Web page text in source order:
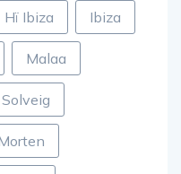
Hï Ibiza Ibiza
Malaa